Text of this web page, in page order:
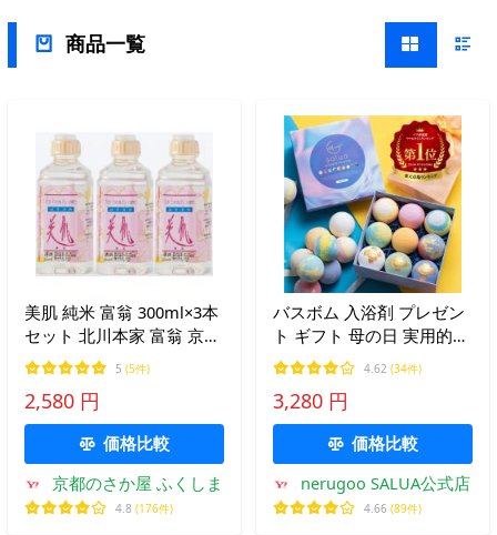
商品一覧
美肌 純米 富翁 300ml×3本
セット 北川本家 富翁 京都
送料無料
5 (5件)
2,580 円
価格比較
京都のさか屋 ふくしま
4.8 (176件)
バスボム 入浴剤 プレゼン
ト ギフト 母の日 実用的
セルフケア SALUA サルア
大玉 9個 セット 贈り物 誕
生日 女性 妻 彼女 おしゃ
れ 癒し ご褒美 アロマ
4.62 (34件)
3,280 円
価格比較
nerugoo SALUA公式店
4.66 (89件)